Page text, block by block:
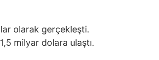
olarak gerçekleşti.
milyar dolara ulaştı.